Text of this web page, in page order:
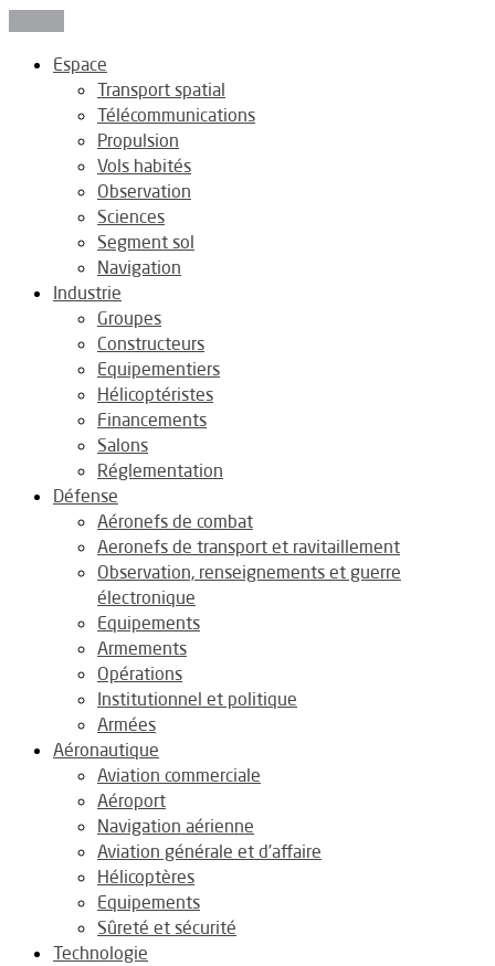
Espace
Transport spatial
Télécommunications
Propulsion
Vols habités
Observation
Sciences
Segment sol
Navigation
Industrie
Groupes
Constructeurs
Equipementiers
Hélicoptéristes
Financements
Salons
Réglementation
Défense
Aéronefs de combat
Aeronefs de transport et ravitaillement
Observation, renseignements et guerre
électronique
Equipements
Armements
Opérations
Institutionnel et politique
Armées
Aéronautique
Aviation commerciale
Aéroport
Navigation aérienne
Aviation générale et d’affaire
Hélicoptères
Equipements
Sûreté et sécurité
Technologie